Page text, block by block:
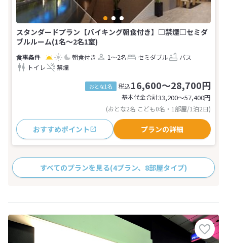
スタンダードプラン【バイキング朝食付き】□禁煙□セミダ
ブルルーム(1名～2名1室)
朝食付き 1～2名 セミダブル
バス
トイレ
禁煙
おとな1名 税込16,600～28,700円
基本代金合計33,200〜57,400円
(おとな2名 こども0名・1部屋/1泊2日)
おすすめポイント プランの詳細
すべてのプランを見る(4プラン、8部屋タイプ)